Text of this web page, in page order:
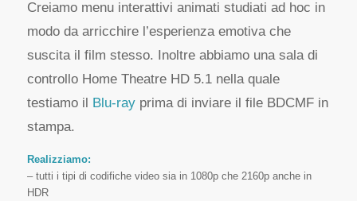
Creiamo menu interattivi animati studiati ad hoc in
modo da arricchire l’esperienza emotiva che
suscita il film stesso. Inoltre abbiamo una sala di
controllo Home Theatre HD 5.1 nella quale
testiamo il
Blu-rayprima di inviare il file BDCMF in
stampa.
Realizziamo:
– tutti i tipi di codifiche video sia in 1080p che 2160p anche in
HDR